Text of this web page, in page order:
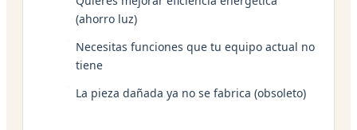
(ahorro luz)
Necesitas funciones que tu equipo actual no
tiene
La pieza dañada ya no se fabrica (obsoleto)